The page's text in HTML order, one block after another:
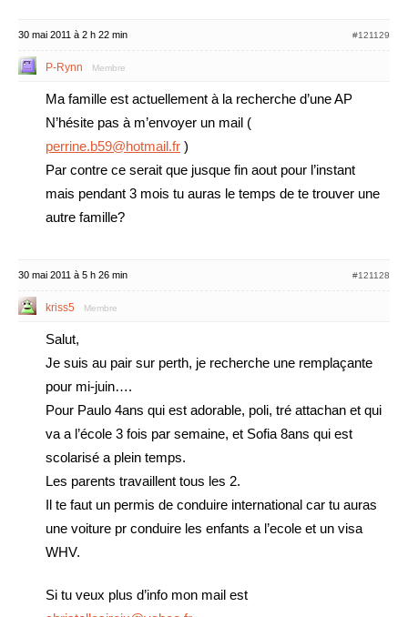
30 mai 2011 à 2 h 22 min #121129
P-Rynn Membre
Ma famille est actuellement à la recherche d’une AP
N’hésite pas à m’envoyer un mail (
perrine.b59@hotmail.fr )
Par contre ce serait que jusque fin aout pour l’instant
mais pendant 3 mois tu auras le temps de te trouver une
autre famille?
30 mai 2011 à 5 h 26 min #121128
kriss5 Membre
Salut,
Je suis au pair sur perth, je recherche une remplaçante
pour mi-juin….
Pour Paulo 4ans qui est adorable, poli, tré attachan et qui
va a l’école 3 fois par semaine, et Sofia 8ans qui est
scolarisé a plein temps.
Les parents travaillent tous les 2.
Il te faut un permis de conduire international car tu auras
une voiture pr conduire les enfants a l’ecole et un visa
WHV.
Si tu veux plus d’info mon mail est